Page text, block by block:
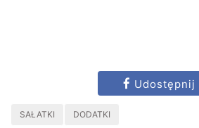
Udostępnij
SAŁATKI DODATKI